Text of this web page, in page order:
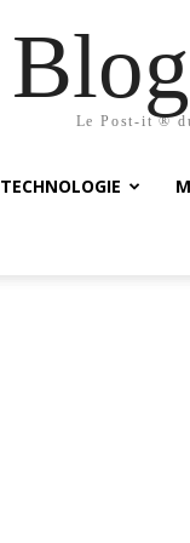
Le Post-it ®
TECHNOLOGIE